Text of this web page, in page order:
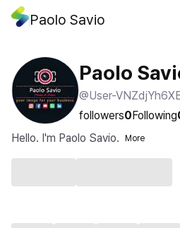
Paolo Savio
Paolo
@User-
followers0Following
Hello. I'm Paolo Savio.
More